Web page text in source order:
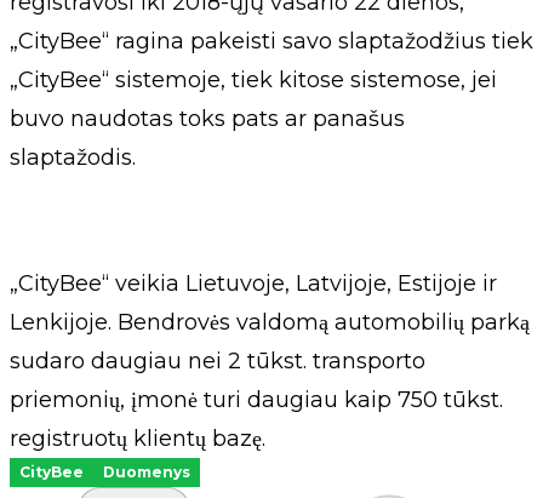
„CityBee“ ragina pakeisti savo slaptažodžius tiek
„CityBee“ sistemoje, tiek kitose sistemose, jei
buvo naudotas toks pats ar panašus
slaptažodis.
„CityBee“ veikia Lietuvoje, Latvijoje, Estijoje ir
Lenkijoje. Bendrovės valdomą automobilių parką
sudaro daugiau nei 2 tūkst. transporto
priemonių, įmonė turi daugiau kaip 750 tūkst.
registruotų klientų bazę.
CityBee Duomenys